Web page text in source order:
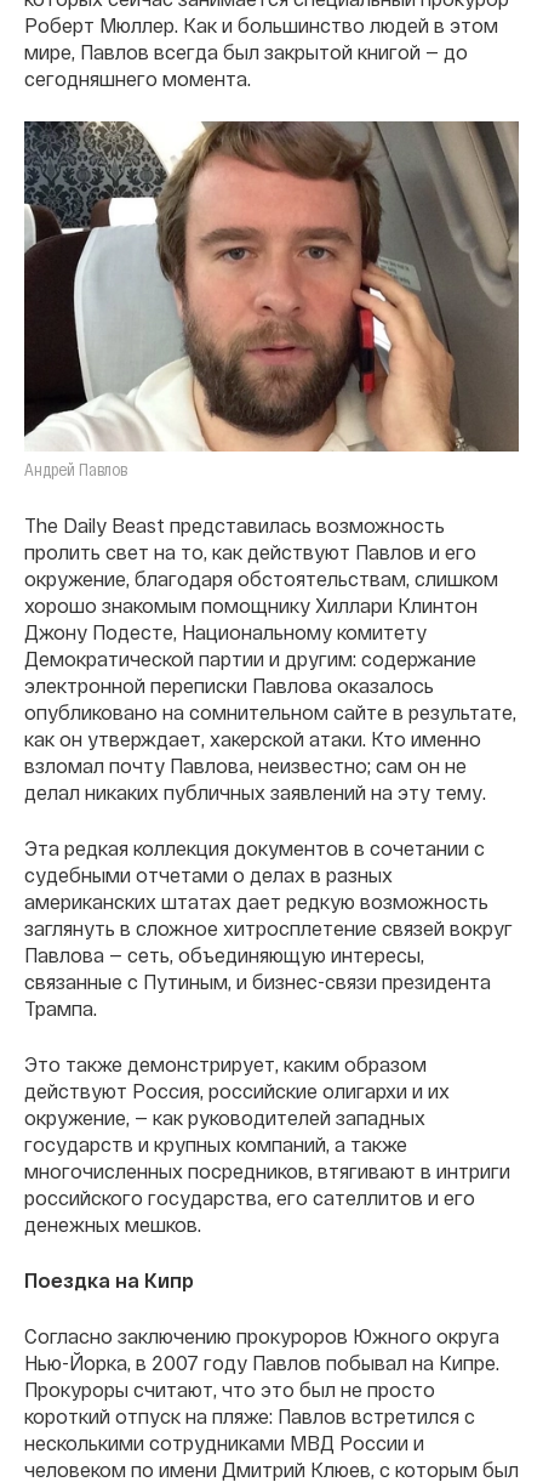
Роберт Мюллер. Как и большинство людей в этом
мире, Павлов всегда был закрытой книгой — до
сегодняшнего момента.
Андрей Павлов
The Daily Beast представилась возможность
пролить свет на то, как действуют Павлов и его
окружение, благодаря обстоятельствам, слишком
хорошо знакомым помощнику Хиллари Клинтон
Джону Подесте, Национальному комитету
Демократической партии и другим: содержание
электронной переписки Павлова оказалось
опубликовано на сомнительном сайте в результате,
как он утверждает, хакерской атаки. Кто именно
взломал почту Павлова, неизвестно; сам он не
делал никаких публичных заявлений на эту тему.
Эта редкая коллекция документов в сочетании с
судебными отчетами о делах в разных
американских штатах дает редкую возможность
заглянуть в сложное хитросплетение связей вокруг
Павлова — сеть, объединяющую интересы,
связанные с Путиным, и бизнес-связи президента
Трампа.
Это также демонстрирует, каким образом
действуют Россия, российские олигархи и их
окружение, — как руководителей западных
государств и крупных компаний, а также
многочисленных посредников, втягивают в интриги
российского государства, его сателлитов и его
денежных мешков.
Поездка на Кипр
Согласно заключению прокуроров Южного округа
Нью-Йорка, в 2007 году Павлов побывал на Кипре.
Прокуроры считают, что это был не просто
короткий отпуск на пляже: Павлов встретился с
несколькими сотрудниками МВД России и
человеком по имени Дмитрий Клюев, с которым был